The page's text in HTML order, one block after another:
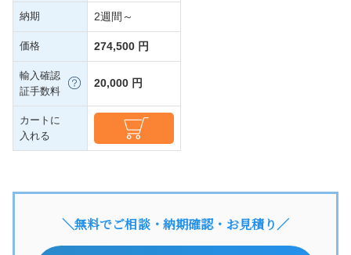
納期 2週間～
価格 274,500 円
輸入確認
証手数料
20,000 円
カートに
入れる
＼無料でご相談・納期確認・お見積り／